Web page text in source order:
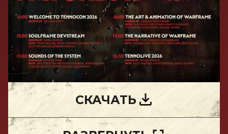
СКАЧАТЬ